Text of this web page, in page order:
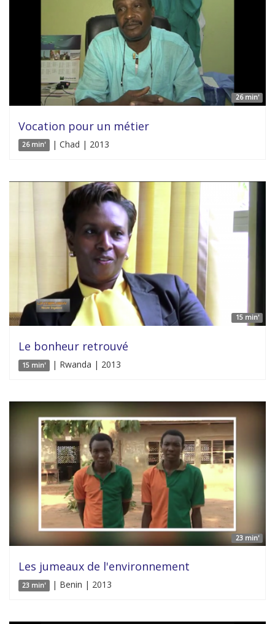
26 min'
Vocation pour un métier
26 min' | Chad | 2013
15 min'
Le bonheur retrouvé
15 min' | Rwanda | 2013
23 min'
Les jumeaux de l'environnement
23 min' | Benin | 2013